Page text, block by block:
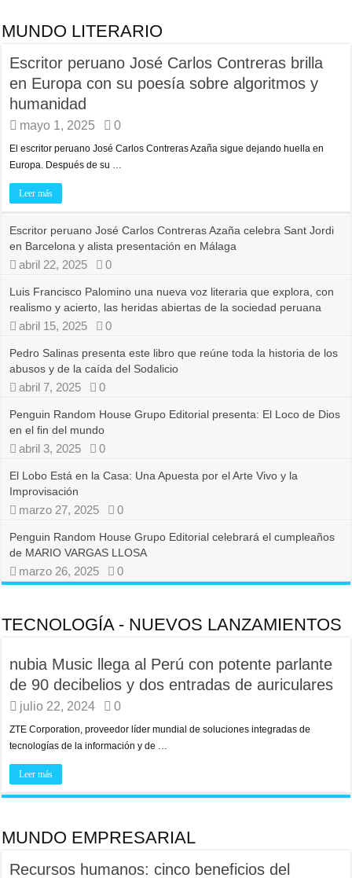
MUNDO LITERARIO
Escritor peruano José Carlos Contreras brilla
en Europa con su poesía sobre algoritmos y
humanidad
mayo 1, 2025 0
El escritor peruano José Carlos Contreras Azaña sigue dejando huella en
Europa. Después de su …
Leer más
Escritor peruano José Carlos Contreras Azaña celebra Sant Jordi
en Barcelona y alista presentación en Málaga
abril 22, 2025 0
Luis Francisco Palomino una nueva voz literaria que explora, con
realismo y acierto, las heridas abiertas de la sociedad peruana
abril 15, 2025 0
Pedro Salinas presenta este libro que reúne toda la historia de los
abusos y de la caída del Sodalicio
abril 7, 2025 0
Penguin Random House Grupo Editorial presenta: El Loco de Dios
en el fin del mundo
abril 3, 2025 0
El Lobo Está en la Casa: Una Apuesta por el Arte Vivo y la
Improvisación
marzo 27, 2025 0
Penguin Random House Grupo Editorial celebrará el cumpleaños
de MARIO VARGAS LLOSA
marzo 26, 2025 0
TECNOLOGÍA - NUEVOS LANZAMIENTOS
nubia Music llega al Perú con potente parlante
de 90 decibelios y dos entradas de auriculares
julio 22, 2024 0
ZTE Corporation, proveedor líder mundial de soluciones integradas de
tecnologías de la información y de …
Leer más
MUNDO EMPRESARIAL
Recursos humanos: cinco beneficios del